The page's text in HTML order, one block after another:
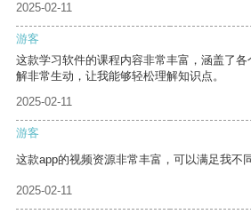
2025-02-11
游客
这款学习软件的课程内容非常丰富，涵盖了
解非常生动，让我能够轻松理解知识点。
2025-02-11
游客
这款app的视频资源非常丰富，可以满足我不
2025-02-11